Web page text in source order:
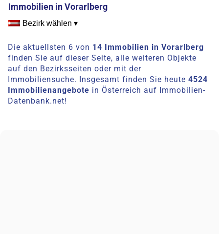
Immobilien in Vorarlberg
Bezirk wählen ▾
Die aktuellsten 6 von 14 Immobilien in Vorarlberg
finden Sie auf dieser Seite, alle weiteren Objekte
auf den Bezirksseiten oder mit der
Immobiliensuche. Insgesamt finden Sie heute4524
Immobilienangebote in Österreich auf Immobilien-
Datenbank.net!